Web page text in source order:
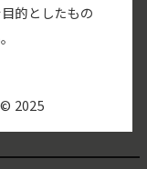
的としたもの
2025